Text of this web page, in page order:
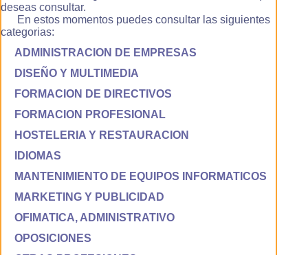
deseas consultar.
En estos momentos puedes consultar las siguientes
categorias:
ADMINISTRACION DE EMPRESAS
DISEÑO Y MULTIMEDIA
FORMACION DE DIRECTIVOS
FORMACION PROFESIONAL
HOSTELERIA Y RESTAURACION
IDIOMAS
MANTENIMIENTO DE EQUIPOS INFORMATICOS
MARKETING Y PUBLICIDAD
OFIMATICA, ADMINISTRATIVO
OPOSICIONES